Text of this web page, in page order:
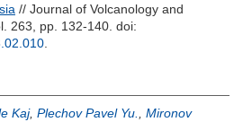
// Journal of Volcanology and
263, pp. 132-140. doi:
Kaj, Plechov Pavel Yu.
Mironov